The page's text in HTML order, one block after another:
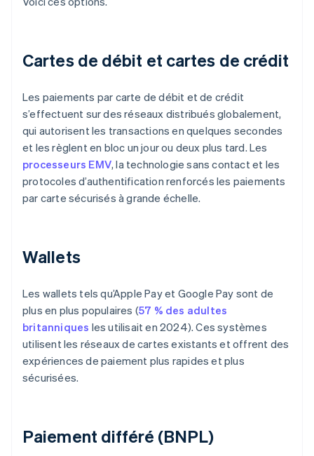
Cartes de débit et cartes de crédit
Les paiements par carte de débit et de crédit
s’effectuent sur des réseaux distribués globalement,
qui autorisent les transactions en quelques secondes
et les règlent en bloc un jour ou deux plus tard. Les
processeurs EMV, la technologie sans contact et les
protocoles d’authentification renforcés les paiements
par carte sécurisés à grande échelle.
Wallets
Les wallets tels qu’Apple Pay et Google Pay sont de
plus en plus populaires (57 % des adultes
britanniques les utilisait en 2024). Ces systèmes
utilisent les réseaux de cartes existants et offrent des
expériences de paiement plus rapides et plus
sécurisées.
Paiement différé (BNPL)